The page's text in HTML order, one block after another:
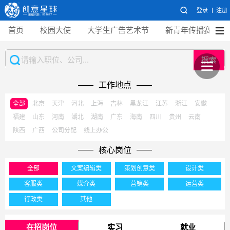
登录 注册
首页 校园大使 大学生广告艺术节 新青年传播赛
搜索
工作地点
全部 北京 天津 河北 上海 吉林 黑龙江 江苏 浙江
安徽
福建
山东 河南 湖北 湖南 广东 海南 四川 贵州
云南
陕西
广西 公司分配 线上办公
核心岗位
全部 文案编辑类 策划创意类 设计类
客服类 媒介类 营销类 运营类
行政类 其他
在招岗位 实习 就业